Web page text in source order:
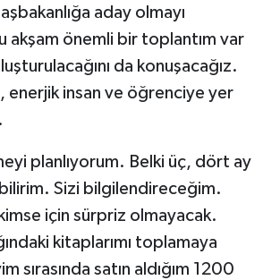
aday olmayı
akşam önemli bir toplantım var
da konuşacağız.
enerjik insan ve öğrenciye yer
planlıyorum. Belki üç, dört ay
Sizi bilgilendireceğim.
için sürpriz olmayacak.
kitaplarımı toplamaya
sırasında satın aldığım 1200